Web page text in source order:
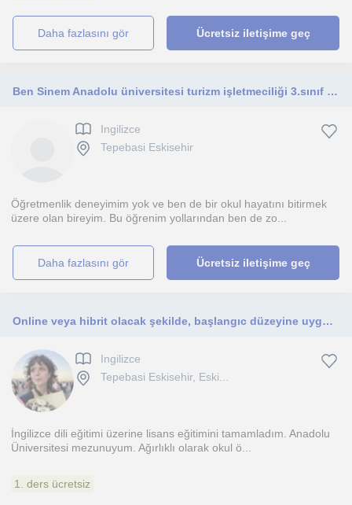
daha fazlasını gör Ücretsiz iletişime geç
Ben Sinem Anadolu üniversitesi turizm işletmeciliği 3.sınıf öğrencisiyim. Seçtiğim alanları çocuk ve ergen bireylere uygun buldum.
Ingilizce
Tepebasi Eskisehir
Öğretmenlik deneyimim yok ve ben de bir okul hayatını bitirmek
üzere olan bireyim. Bu öğrenim yollarından ben de zo...
daha fazlasını gör Ücretsiz iletişime geç
Online veya hibrit olacak şekilde, başlangıc düzeyine uygun ingilizce dersi
Ingilizce
Tepebasi Eskisehir, Eski...
İngilizce dili eğitimi üzerine lisans eğitimini tamamladım. Anadolu
Üniversitesi mezunuyum. Ağırlıklı olarak okul ö...
1. ders ücretsiz